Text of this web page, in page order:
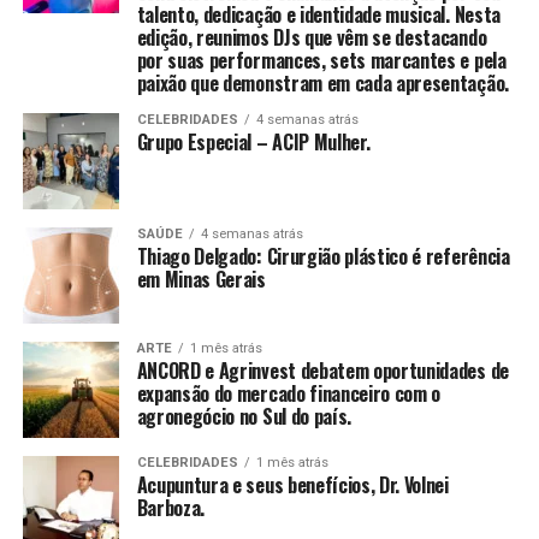
Com uma proposta que integra desenvolvimento
emocional, inteligência financeira, posicionamento
estratégico e expansão de visibilidade, o V8 entrega mais
do que benefícios — entrega um novo padrão de vida e
negócios.
“E esse valor não vem apenas da experiência que
acumula, mas da forma como você se posiciona, se
reinventa e se torna indispensável e reconhecido pelo
impacto que gera. Sua jornada não é apenas um caminho
percorrido, mas um patrimônio valioso”, acrescenta.
Com linguagem acessível, o livro combina elementos de
autobiografia, liderança e planejamento estratégico,
propondo um caminho prático para quem deseja
assumir o controle da própria trajetória com clareza,
ousadia e consistência. O método apresentado por
Mirella é o “Plano de Voo”, estruturado em três pilares:
Visão Estratégica, Ousadia Calculada e Operação
Consistente. Juntos, esses pilares funcionam como um
guia para profissionais que buscam direcionamento e
protagonismo em um mercado cada vez mais dinâmico e
competitivo.
talento, dedicação e identidade musical. Nesta
edição, reunimos DJs que vêm se destacando
por suas performances, sets marcantes e pela
paixão que demonstram em cada apresentação.
CELEBRIDADES 4 semanas atrás
Grupo Especial – ACIP Mulher.
SAÚDE 4 semanas atrás
Thiago Delgado: Cirurgião plástico é referência
em Minas Gerais
ARTE 1 mês atrás
ANCORD e Agrinvest debatem oportunidades de
expansão do mercado financeiro com o
agronegócio no Sul do país.
CELEBRIDADES 1 mês atrás
Acupuntura e seus benefícios, Dr. Volnei
Barboza.